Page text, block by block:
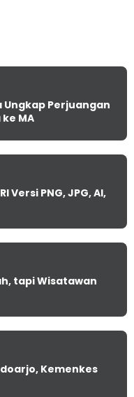
Perjuangan
MA
Versi PNG, JPG, AI,
tapi Wisatawan
Kemenkes